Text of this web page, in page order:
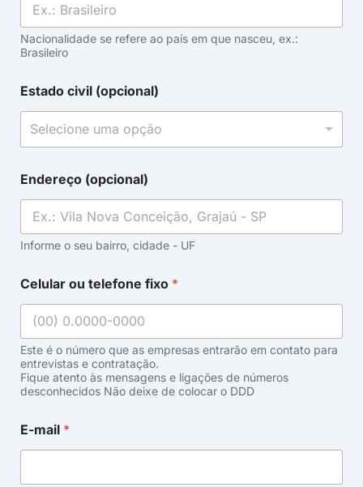
Nacionalidade se refere ao país em que nasceu, ex.:
Brasileiro
Estado civil (opcional)
Selecione uma opção
Endereço (opcional)
Informe o seu bairro, cidade - UF
Celular ou telefone fixo *
Este é o número que as empresas entrarão em contato para
entrevistas e contratação.
Fique atento às mensagens e ligações de números
desconhecidos Não deixe de colocar o DDD
E-mail *